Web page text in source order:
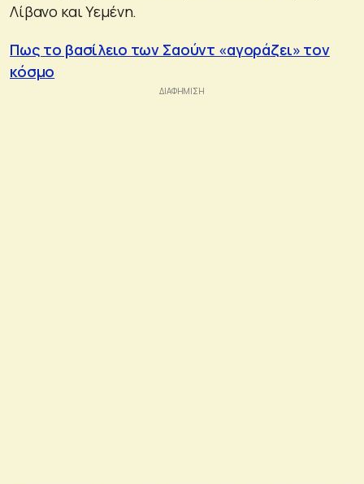
Λίβανο και Υεμένη.
Πως το βασίλειο των Σαούντ «αγοράζει» τον
κόσμο